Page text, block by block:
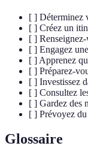
[ ] Déterminez
[ ] Créez un
[ ]
[ ] Engagez
[ ] Apprenez
[ ] Préparez-
[ ] Investissez
[ ] Consultez
[ ] Gardez des
[ ] Prévoyez
Glossaire